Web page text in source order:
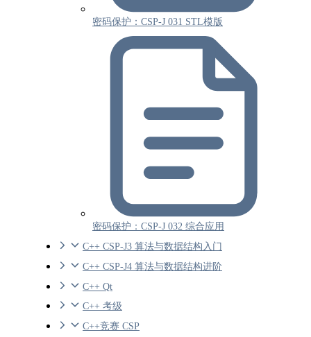
密码保护：CSP-J 031 STL模版
密码保护：CSP-J 032 综合应用
C++ CSP-J3 算法与数据结构入门
C++ CSP-J4 算法与数据结构进阶
C++ Qt
C++ 考级
C++竞赛 CSP